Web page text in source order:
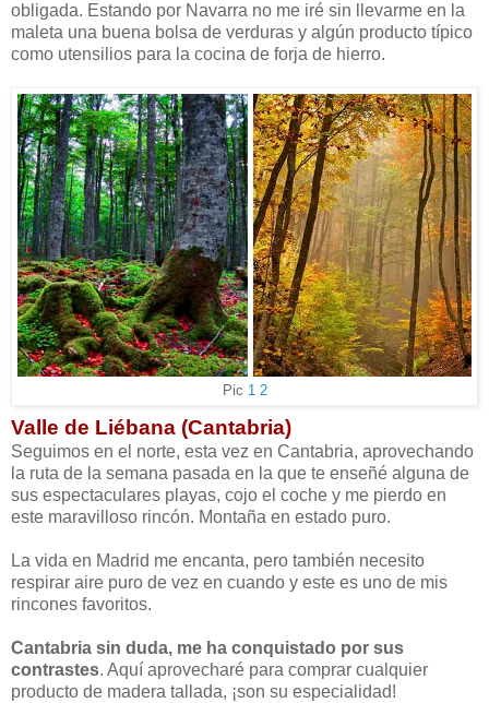
obligada. Estando por Navarra no me iré sin llevarme en la
maleta una buena bolsa de verduras y algún producto típico
como utensilios para la cocina de forja de hierro.
Pic 1 2
Valle de Liébana (Cantabria)
Seguimos en el norte, esta vez en Cantabria, aprovechando
la ruta de la semana pasada en la que te enseñé alguna de
sus espectaculares playas, cojo el coche y me pierdo en
este maravilloso rincón. Montaña en estado puro.
La vida en Madrid me encanta, pero también necesito
respirar aire puro de vez en cuando y este es uno de mis
rincones favoritos.
Cantabria sin duda, me ha conquistado por sus
contrastes. Aquí aprovecharé para comprar cualquier
producto de madera tallada, ¡son su especialidad!